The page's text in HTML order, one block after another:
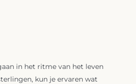
in het ritme van het leven
kun je ervaren wat